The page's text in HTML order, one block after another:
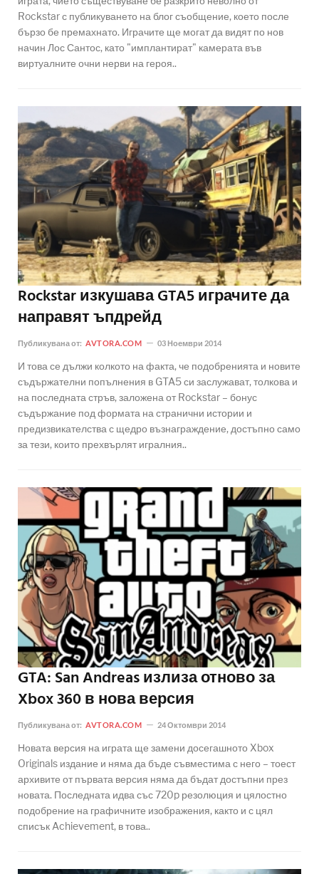
Rockstar с публикуването на блог съобщение, което после
бързо бе премахнато. Играчите ще могат да видят по нов
начин Лос Сантос, като "имплантират" камерата във
виртуалните очни нерви на героя..
Rockstar изкушава GTA5 играчите да
направят ъпдрейд
Публикувана от: AVTORA.COM 03 Ноември 2014
И това се дължи колкото на факта, че подобренията и новите
съдържателни попълнения в GTA5 си заслужават, толкова и
на последната стръв, заложена от Rockstar – бонус
съдържание под формата на странични истории и
предизвикателства с щедро възнаграждение, достъпно само
за тези, които прехвърлят игралния..
GTA: San Andreas излиза отново за
Xbox 360 в нова версия
Публикувана от: AVTORA.COM 24 Октомври 2014
Новата версия на играта ще замени досегашното Xbox
Originals издание и няма да бъде съвместима с него – тоест
архивите от първата версия няма да бъдат достъпни през
новата. Последната идва със 720p резолюция и цялостно
подобрение на графичните изображения, както и с цял
списък Achievement, в това..